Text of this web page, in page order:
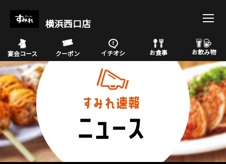
横浜西口店
宴会コース クーポン イチオシ お食事 お飲み物